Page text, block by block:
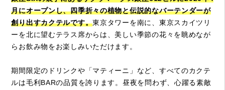
月にオープンし、四季折々の植物と伝説的なバーテンダーが
創り出すカクテルです。東京タワーを南に、東京スカイツリ
ーを北に望むテラス席からは、美しい季節の花々を眺めなが
らお飲み物をお楽しみいただけます。
期間限定のドリンクや「マティーニ」など、すべてのカクテ
ルは毛利BARの品質を誇ります。昼夜を問わず、心躍る素敵